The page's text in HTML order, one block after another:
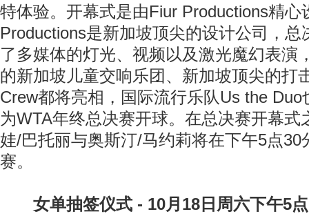
特体验。开幕式是由Fiur Productions精心
Productions是新加坡顶尖的设计公司，总
了多媒体的灯光、视频以及激光魔幻表演
的新加坡儿童交响乐团、新加坡顶尖的打
Crew都将亮相，国际流行乐队Us the Duo
为WTA年终总决赛开球。在总决赛开幕式
娃/巴托丽与奥斯汀/马约莉将在下午5点30
赛。
女单抽签仪式 - 10月18日周六下午5点